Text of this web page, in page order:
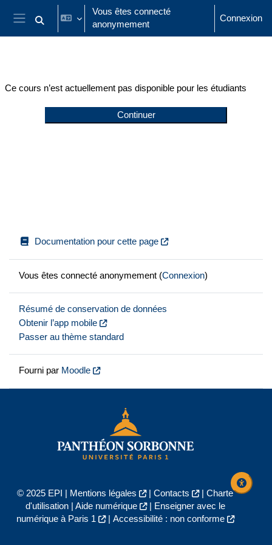
Passer au contenu principal
Panneau latéral
Activer/désactiver la saisie de recherche
Vous êtes connecté
anonymement
Connexion
Ce cours n’est actuellement pas disponible pour les étudiants
Continuer
Documentation pour cette page
Vous êtes connecté anonymement (Connexion)
Résumé de conservation de données
Obtenir l’app mobile
Passer au thème standard
Fourni par Moodle
© 2025 EPI | Mentions légales | Contacts | Charte
d'utilisation| Aide numérique |
Enseigner avec le
numérique à Paris 1
| Accessibilité : non conforme